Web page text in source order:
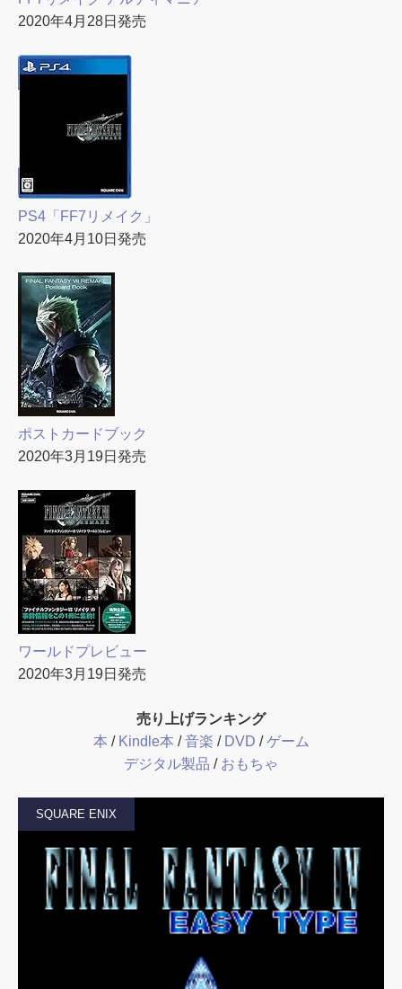
2020年4月28日発売
PS4「FF7リメイク」
2020年4月10日発売
ポストカードブック
2020年3月19日発売
ワールドプレビュー
2020年3月19日発売
売り上げランキング
本 / Kindle本 /音楽 / DVD /ゲーム
デジタル製品 / おもちゃ
SQUARE ENIX